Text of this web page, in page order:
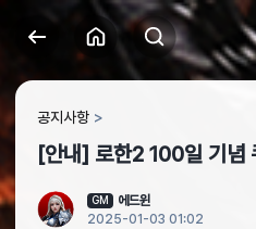
공지사항
[안내] 로한2 100일 기념
GM
에드윈
2025-01-03 01:02